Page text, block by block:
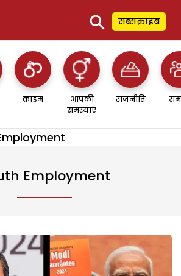
⚲ सब्सक्राइब
क्राइम
आपकी
समस्याएं
राजनीति
Employment